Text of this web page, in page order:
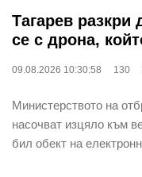
Тагарев разкри
се с дрона,
09.08.2026 10:30:58 130
Министерството на
насочват изцяло към
бил обект на